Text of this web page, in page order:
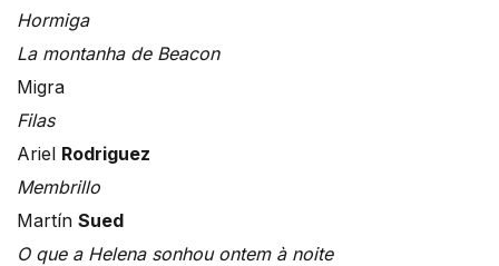
Hormiga
La montanha de Beacon
Migra
Filas
Ariel Rodriguez
Membrillo
Martín Sued
O que a Helena sonhou ontem à noite